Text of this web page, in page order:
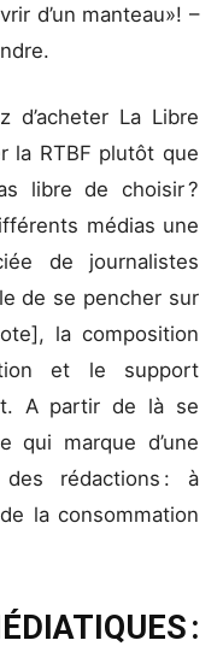
d’un manteau»! –
d’acheter La Libre
la RTBF plutôt que
libre de choisir ?
médias une
de journalistes
de se pencher sur
la composition
et le support
A partir de là se
qui marque d’une
des rédactions : à
la consommation
: